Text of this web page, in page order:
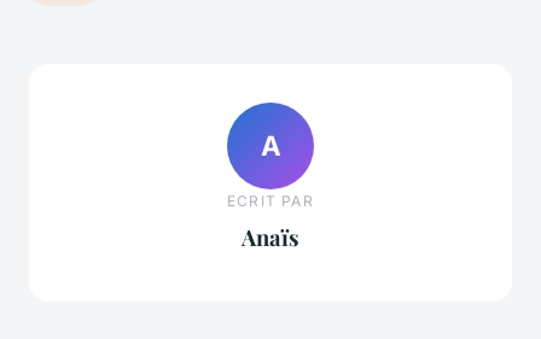
A
ECRIT PAR
Anaïs